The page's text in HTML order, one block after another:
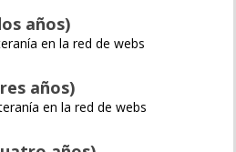
años)
en la red de webs
años)
en la red de webs